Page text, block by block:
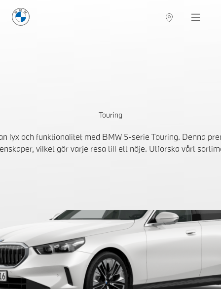
BMW Sverige Navigation
Touring
lyx och funktionalitet med BMW 5-serie Touring. Denna
vilket gör varje resa till ett nöje. Utforska vårt